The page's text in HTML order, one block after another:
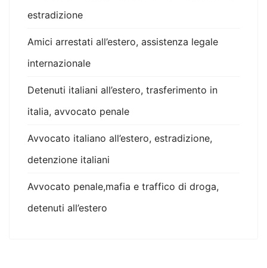
estradizione
Amici arrestati all’estero, assistenza legale
internazionale
Detenuti italiani all’estero, trasferimento in
italia, avvocato penale
Avvocato italiano all’estero, estradizione,
detenzione italiani
Avvocato penale,mafia e traffico di droga,
detenuti all’estero